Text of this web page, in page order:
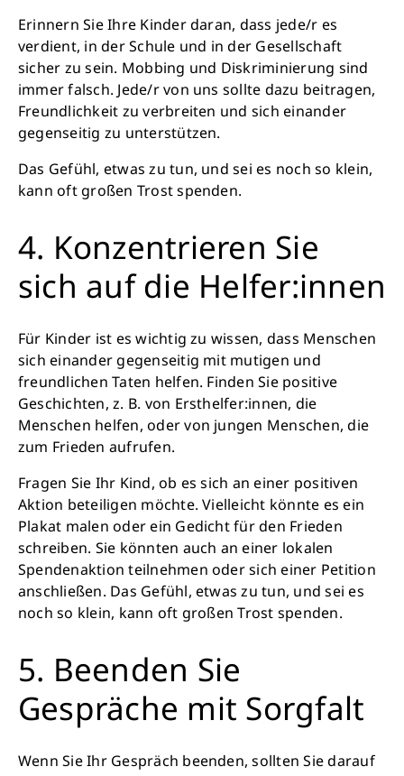
Erinnern Sie Ihre Kinder daran, dass jede/r es
verdient, in der Schule und in der Gesellschaft
sicher zu sein. Mobbing und Diskriminierung sind
immer falsch. Jede/r von uns sollte dazu beitragen,
Freundlichkeit zu verbreiten und sich einander
gegenseitig zu unterstützen.
Das Gefühl, etwas zu tun, und sei es noch so klein,
kann oft großen Trost spenden.
4. Konzentrieren Sie
sich auf die Helfer:innen
Für Kinder ist es wichtig zu wissen, dass Menschen
sich einander gegenseitig mit mutigen und
freundlichen Taten helfen. Finden Sie positive
Geschichten, z. B. von Ersthelfer:innen, die
Menschen helfen, oder von jungen Menschen, die
zum Frieden aufrufen.
Fragen Sie Ihr Kind, ob es sich an einer positiven
Aktion beteiligen möchte. Vielleicht könnte es ein
Plakat malen oder ein Gedicht für den Frieden
schreiben. Sie könnten auch an einer lokalen
Spendenaktion teilnehmen oder sich einer Petition
anschließen. Das Gefühl, etwas zu tun, und sei es
noch so klein, kann oft großen Trost spenden.
5. Beenden Sie
Gespräche mit Sorgfalt
Wenn Sie Ihr Gespräch beenden, sollten Sie darauf
Jetzt Leben retten